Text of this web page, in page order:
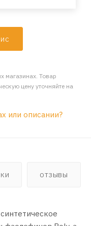
магазинах. Товар
цену уточняйте на
или описании?
ОТЗЫВЫ